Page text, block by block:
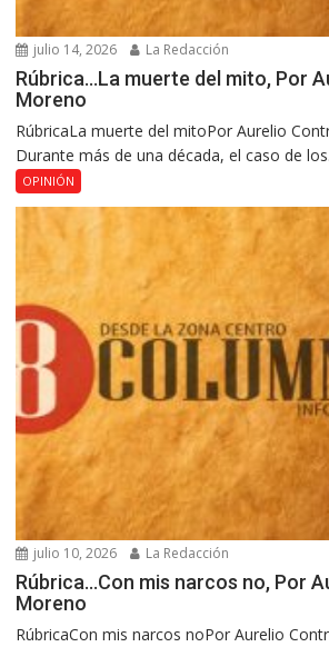
julio 14, 2026 La Redacción
Rúbrica…La muerte del mito, Por
Moreno
RúbricaLa muerte del mitoPor Aurelio
Durante más de una década, el caso de
OPINIÓN
julio 10, 2026 La Redacción
Rúbrica…Con mis narcos no, Por
Moreno
RúbricaCon mis narcos noPor Aurelio